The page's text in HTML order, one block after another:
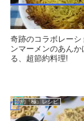
奇跡のコラボレー
ンマーメンのあん
る、超節約料理!
節約『極』レシピ